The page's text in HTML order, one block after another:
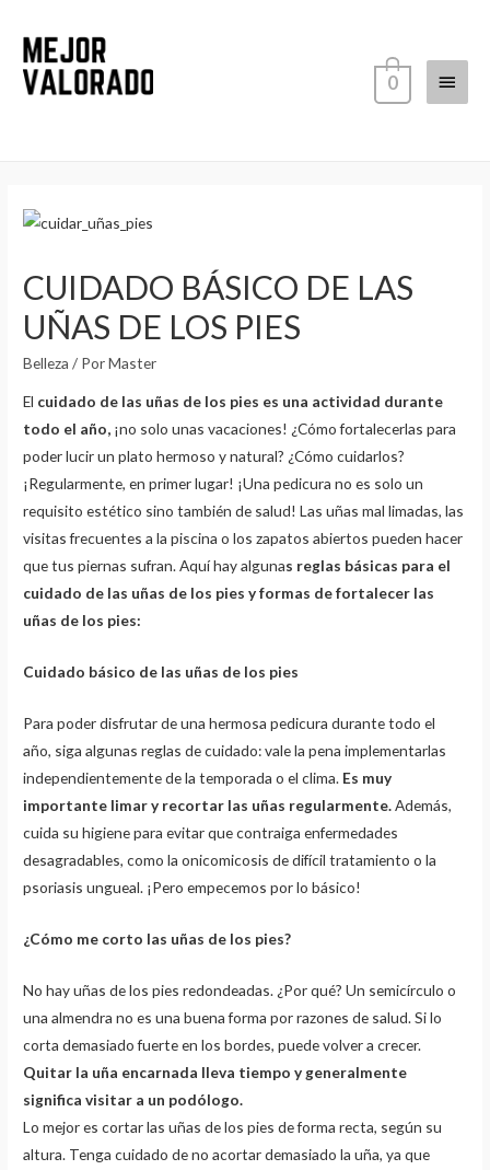
contenido
Menú
0
CUIDADO BÁSICO DE LAS
UÑAS DE LOS PIES
Belleza / PorMaster
El cuidado de las uñas de los pies es una actividad durante
todo el año, ¡no solo unas vacaciones! ¿Cómo fortalecerlas para
poder lucir un plato hermoso y natural? ¿Cómo cuidarlos?
¡Regularmente, en primer lugar! ¡Una pedicura no es solo un
requisito estético sino también de salud! Las uñas mal limadas, las
visitas frecuentes a la piscina o los zapatos abiertos pueden hacer
que tus piernas sufran. Aquí hay algunas reglas básicas para el
cuidado de las uñas de los pies y formas de fortalecer las
uñas de los pies:
Cuidado básico de las uñas de los pies
Para poder disfrutar de una hermosa pedicura durante todo el
año, siga algunas reglas de cuidado: vale la pena implementarlas
independientemente de la temporada o el clima. Es muy
importante limar y recortar las uñas regularmente.Además,
cuida su higiene para evitar que contraiga enfermedades
desagradables, como la onicomicosis de difícil tratamiento o la
psoriasis ungueal. ¡Pero empecemos por lo básico!
¿Cómo me corto las uñas de los pies?
No hay uñas de los pies redondeadas. ¿Por qué? Un semicírculo o
una almendra no es una buena forma por razones de salud. Si lo
corta demasiado fuerte en los bordes, puede volver a crecer.
Quitar la uña encarnada lleva tiempo y generalmente
significa visitar a un podólogo.
Lo mejor es cortar las uñas de los pies de forma recta, según su
altura. Tenga cuidado de no acortar demasiado la uña, ya que